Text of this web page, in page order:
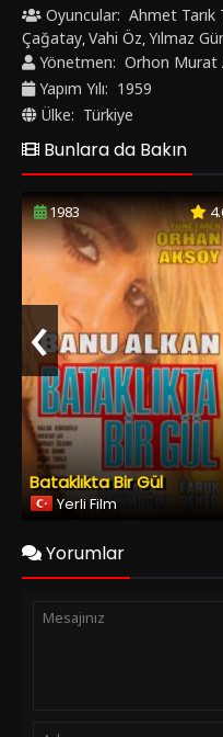
Bataklıkta Bir Gül
Yerli Film
‹
Yorumlar
Tüm Hakları Saklıdır